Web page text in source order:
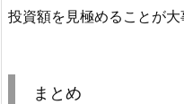
投資額を見極めることが大
まとめ